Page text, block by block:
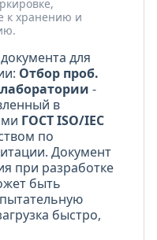
к хранению и
для
Отбор проб.
-
в
ГОСТ ISO/IEC
по
Документ
при разработке
быть
быстро,